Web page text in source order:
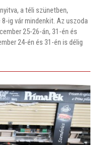
a téli szünetben,
ig vár mindenkit. Az uszoda
25-26-án, 31-én és
24-én és 31-én is délig